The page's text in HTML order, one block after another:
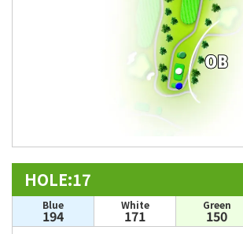
HOLE:17
Blue
194
White
171
Green
150